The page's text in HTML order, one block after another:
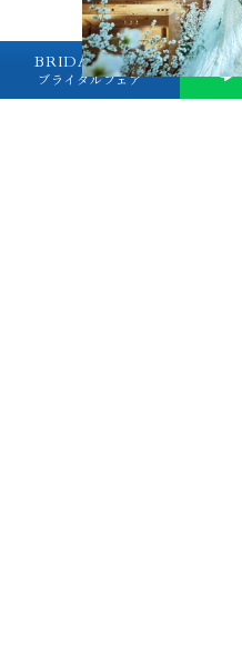
BRIDAL FAIR
ブライダルフェア